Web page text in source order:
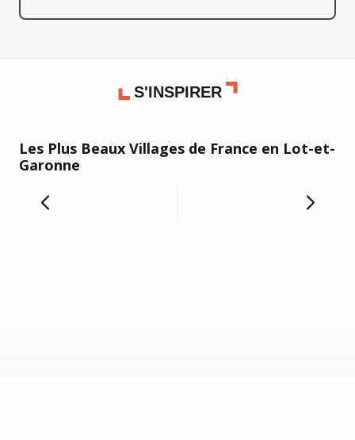
S'INSPIRER
Les Plus Beaux Villages de France en Lot-et-
Garonne